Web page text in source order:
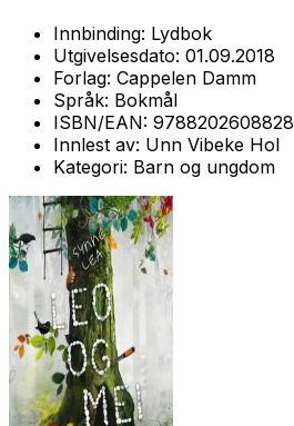
Innbinding: Lydbok
Utgivelsesdato: 01.09.2018
Forlag: Cappelen Damm
Språk: Bokmål
ISBN/EAN: 9788202608828
Innlest av: Unn Vibeke Hol
Kategori: Barn og ungdom